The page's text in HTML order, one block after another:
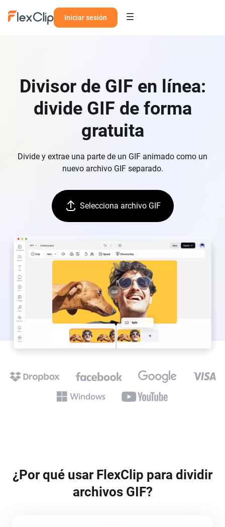
Iniciar sesión
Divisor de GIF en línea:
divide GIF de forma
gratuita
Divide y extrae una parte de un GIF animado como un
nuevo archivo GIF separado.
Selecciona archivo GIF
¿Por qué usar FlexClip para dividir
archivos GIF?